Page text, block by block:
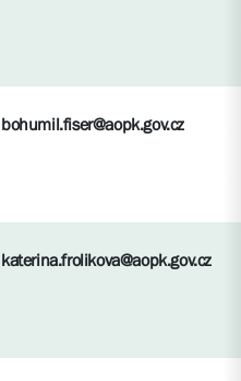
bohumil.fiser@aopk.gov.cz
katerina.frolikova@aopk.gov.cz